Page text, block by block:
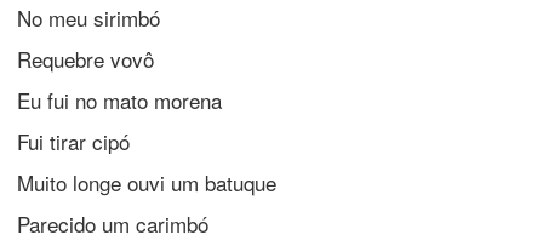
No meu sirimbó
Requebre vovô
Eu fui no mato morena
Fui tirar cipó
Muito longe ouvi um batuque
Parecido um carimbó